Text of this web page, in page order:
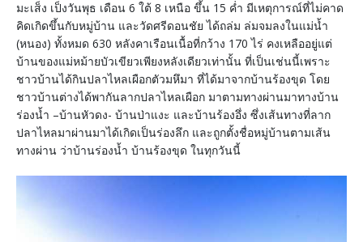
มะเส็ง เป็งวันพุธ เดือน 6 ใต้ 8 เหนือ ขึ้น 15 ค่ำ มีเหตุการณ์ที่ไม่คาด
คิดเกิดขึ้นกับหมู่บ้าน และวัดศรีดอนชัย ได้ถล่ม ล่มจมลงในแม่น้ำ
(หนอง) ทั้งหมด 630 หลังคาเรือนเนื้อที่กว้าง 170 ไร่ คงเหลืออยู่แต่
บ้านของแม่หม้ายบัวเขียวเพียงหลังเดียวเท่านั้น ที่เป็นเช่นนี้เพราะ
ชาวบ้านได้กินปลาไหลเผือกตัวมหึมา ที่ได้มาจากบ้านร้องขุด โดย
ชาวบ้านต่างได้พากันลากปลาไหลเผือก มาตามทางผ่านมาทางบ้าน
ร่องน้ำ –บ้านหัวดง- บ้านป่าแงะ และบ้านร้องอึ่ง ซึ่งเส้นทางที่ลาก
ปลาไหลมาผ่านมาได้เกิดเป็นร่องลึก และถูกตั้งชื่อหมู่บ้านตามเส้น
ทางผ่าน ว่าบ้านร่องน้ำ บ้านร้องขุด ในทุกวันนี้